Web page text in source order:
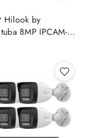
Hilook by
8MP IPCAM-